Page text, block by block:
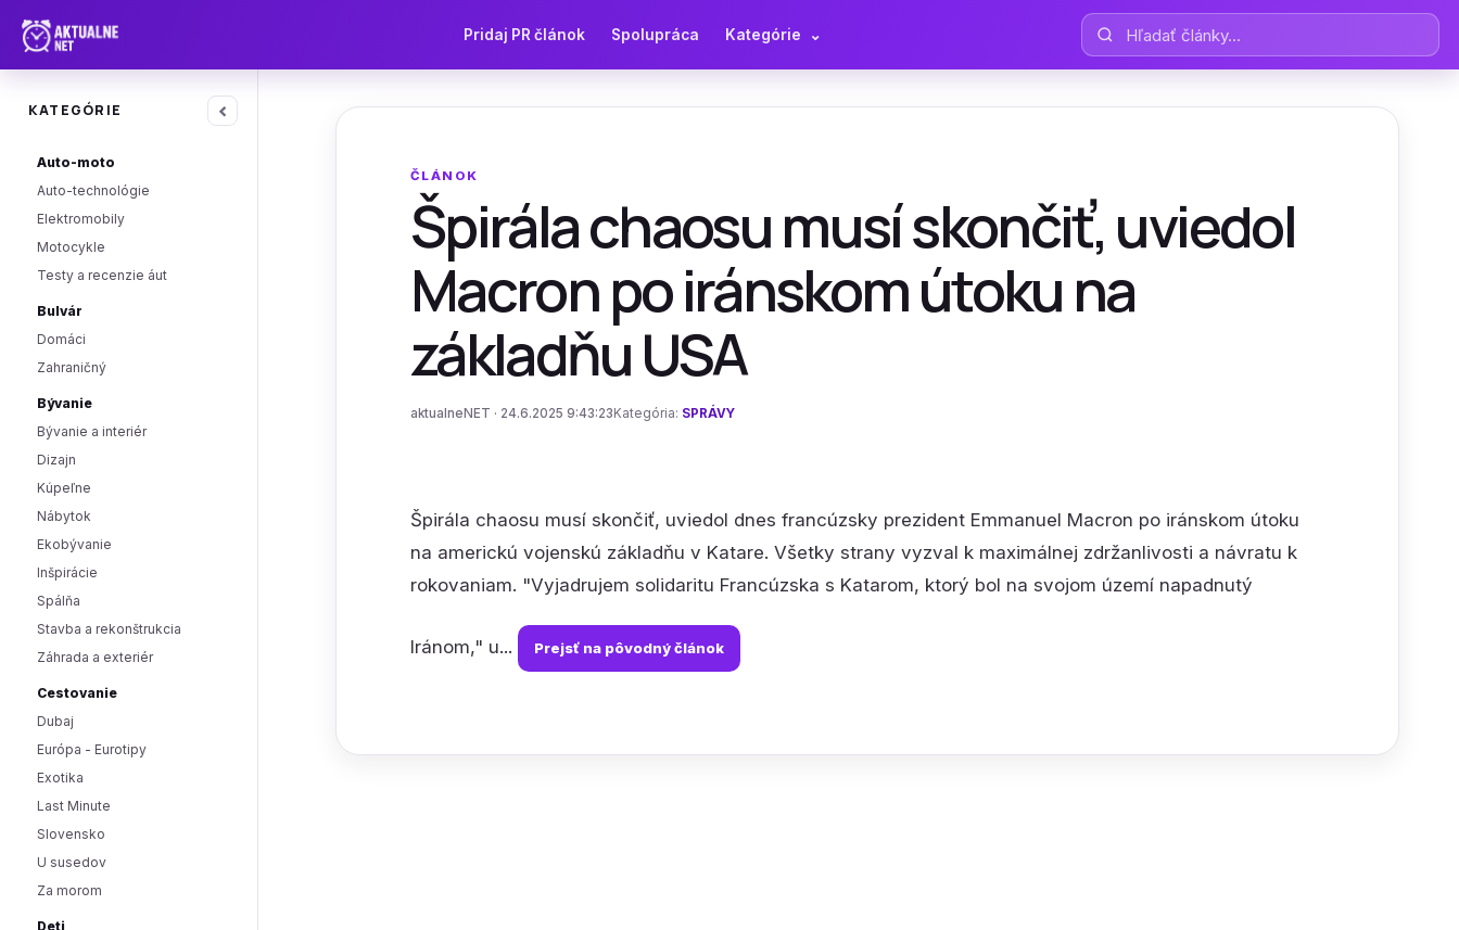
Pridaj PR článok Spolupráca Kategórie ⌄ Hľadať články
KATEGÓRIE ‹
Auto-moto
Auto-technológie
Elektromobily
Motocykle
Testy a recenzie áut
Bulvár
Domáci
Zahraničný
Bývanie
Bývanie a interiér
Dizajn
Kúpeľne
Nábytok
Ekobývanie
Inšpirácie
Spálňa
Stavba a rekonštrukcia
Záhrada a exteriér
Cestovanie
Dubaj
Európa - Eurotipy
Exotika
Last Minute
Slovensko
U susedov
Za morom
Deti
ČLÁNOK
Špirála chaosu musí skončiť, uviedol
Macron po iránskom útoku na
základňu USA
aktualneNET · 24.6.2025 9:43:23 Kategória: SPRÁVY
Špirála chaosu musí skončiť, uviedol dnes francúzsky prezident Emmanuel Macron po iránskom útoku
na americkú vojenskú základňu v Katare. Všetky strany vyzval k maximálnej zdržanlivosti a návratu k
rokovaniam. "Vyjadrujem solidaritu Francúzska s Katarom, ktorý bol na svojom území napadnutý
Iránom," u... Prejsť na pôvodný článok